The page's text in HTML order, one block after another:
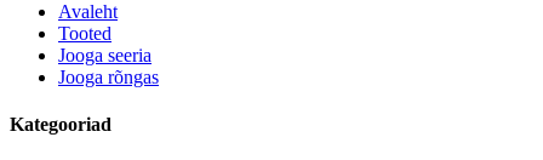
Avaleht
Tooted
Jooga seeria
Jooga rõngas
Kategooriad